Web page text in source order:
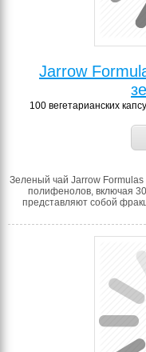
Jarrow
100 вегетарианских
Зеленый чай Jarrow
полифенолов, включая
представляют собой